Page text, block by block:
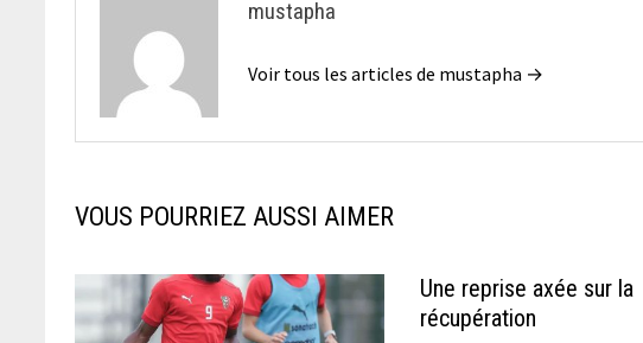
mustapha
Voir tous les articles de mustapha →
VOUS POURRIEZ AUSSI AIMER
Une reprise axée sur la
récupération